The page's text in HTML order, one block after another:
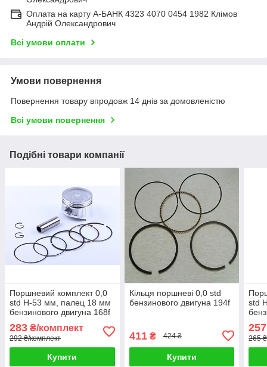
Оплата на карту А-БАНК 4323 4070 0454 1982 Клімов
Андрій Олександрович
Всі умови оплати
Умови повернення
Повернення товару впродовж 14 днів за домовленістю
Всі умови повернення
Подібні товари компанії
Поршневий комплект 0,0
std H-53 мм, палец 18 мм
бензинового двигуна 168f
283 ₴/комплект
292 ₴/комплект
Купити
Кільця поршневі 0,0 std
бензинового двигуна 194f
411₴ 424 ₴
Купити
std
257
265